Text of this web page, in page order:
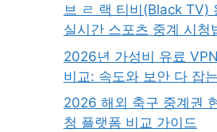
브 ㄹ 랙 티비(Black TV)
실시간 스포츠 중계 시청
2026년 가성비 유료
비교: 속도와 보안 다 잡
2026 해외 축구 중계권
청 플랫폼 비교 가이드